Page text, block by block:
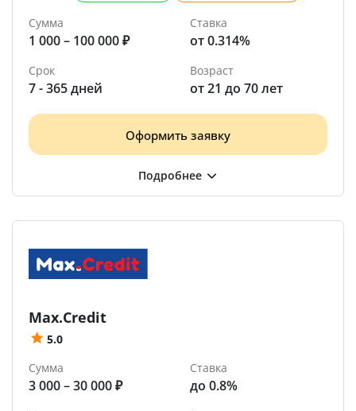
Сумма
1 000 – 100 000 ₽
Ставка
от 0.314%
Срок
7 - 365 дней
Возраст
от 21 до 70 лет
Оформить заявку
Max.Credit
5.0
Сумма
3 000 – 30 000 ₽
Ставка
до 0.8%